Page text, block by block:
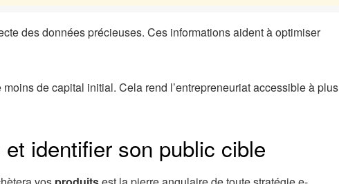
des données précieuses. Ces informations aident à optimiser
moins de capital initial. Cela rend l’entrepreneuriat accessible à plus
identifier son public cible